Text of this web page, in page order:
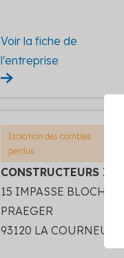
Voir la fiche de
l'entreprise
Isolation des combles
perdus
CONSTRUCTEURS IDF
15 IMPASSE BLOCH
PRAEGER
93120 LA COURNEUVE